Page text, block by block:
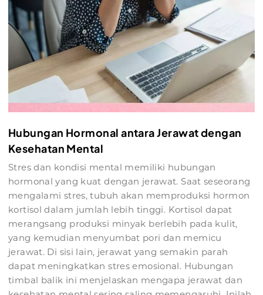
Hubungan Hormonal antara Jerawat dengan
Kesehatan Mental
Stres dan kondisi mental memiliki hubungan
hormonal yang kuat dengan jerawat. Saat seseorang
mengalami stres, tubuh akan memproduksi hormon
kortisol dalam jumlah lebih tinggi. Kortisol dapat
merangsang produksi minyak berlebih pada kulit,
yang kemudian menyumbat pori dan memicu
jerawat. Di sisi lain, jerawat yang semakin parah
dapat meningkatkan stres emosional. Hubungan
timbal balik ini menjelaskan mengapa jerawat dan